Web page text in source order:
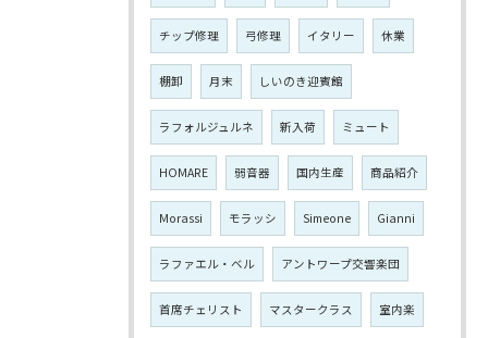
チップ修理 弓修理 イタリー 休業
棚卸 月末 しいのき迎賓館
ラフォルジュルネ 新入荷 ミュート
HOMARE 弱音器 国内生産 商品紹介
Morassi モラッシ Simeone Gianni
ラファエル・ベル アントワープ交響楽団
首席チェリスト マスタークラス 室内楽